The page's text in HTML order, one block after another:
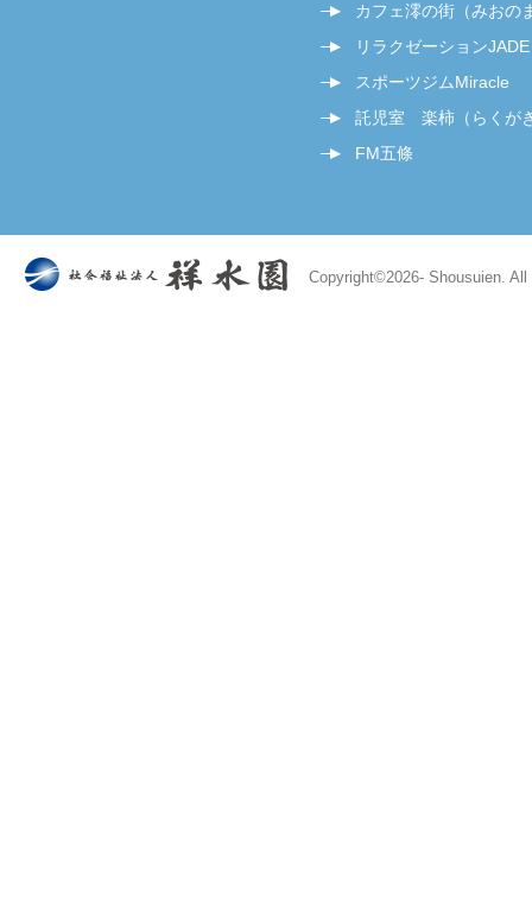
カフェ澪の街（みおの
リラクゼーションJADE
スポーツジムMiracle
託児室 楽柿（らくが
FM五條
Copyright©2026- Shousuien.